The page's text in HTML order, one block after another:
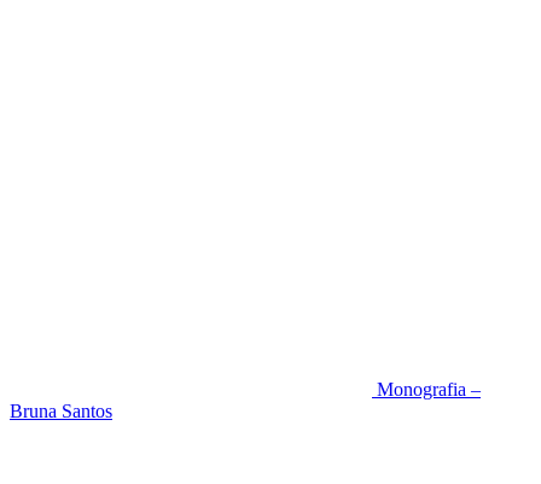
Monografia –
Bruna Santos